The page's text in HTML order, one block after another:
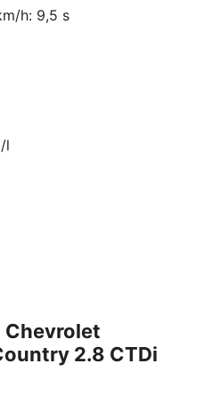
h: 9,5 s
l
Chevrolet
2.8 CTDi